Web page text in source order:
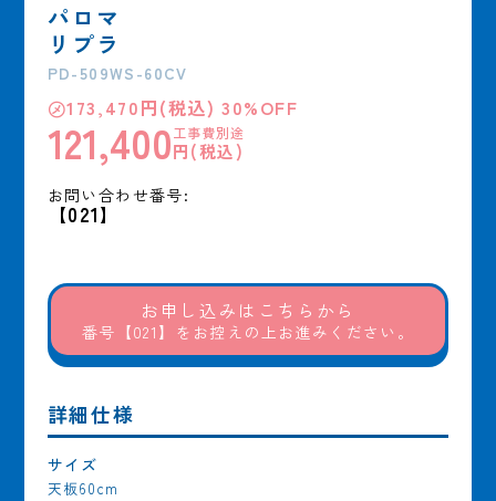
パロマ
リプラ
PD-509WS-60CV
㋱173,470円(税込) 30%OFF
121,400工事費別途
円(税込)
お問い合わせ番号:
【021】
お申し込みはこちらから
番号【021】をお控えの上お進みください。
詳細仕様
サイズ
天板60cm